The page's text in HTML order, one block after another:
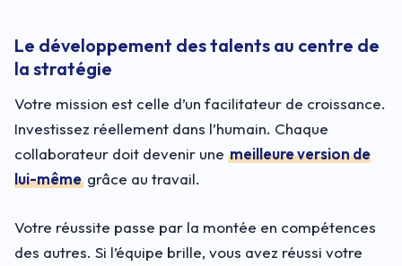
Le développement des talents au centre de
la stratégie
Votre mission est celle d’un facilitateur de croissance.
Investissez réellement dans l’humain. Chaque
collaborateur doit devenir une meilleure version de
lui-même grâce au travail.
Votre réussite passe par la montée en compétences
des autres. Si l’équipe brille, vous avez réussi votre